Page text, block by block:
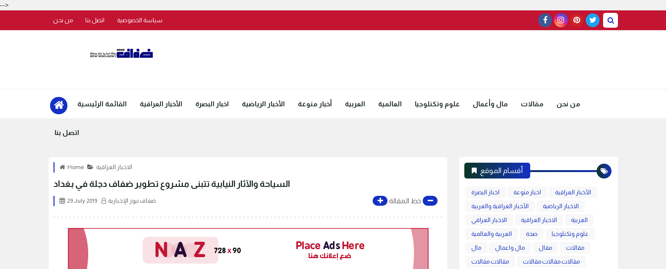
-->
من نحن اتصل بنا سياسة الخصوصية
القائمة الرئيسية الأخبار العراقية اخبار البصرة الأخبار الرياضية أخبار منوعة العربية العالمية علوم وتكنلوجيا مال وأعمال مقالات من نحن
اتصل بنا
Home الاخبار العراقية
السياحة والآثار النيابية تتبنى مشروع تطوير ضفاف دجلة في بغداد
29 July 2019 ضفاف نيوز الإخبارية خط المقالة
أقسام الموقع
اخبار البصرة اخبار منوعة
الأخبار العراقية
الأخبار العراقية والعربية
الاخبار الرياضية
الاخبار العراقي
الاخبار العراقية
العربية
العربية والعالمية
صحة
علوم وتكنلوجيا
مال
مال واعمال مقال
مقالات
مقالات مقالات
مقالات مقالات مقالات